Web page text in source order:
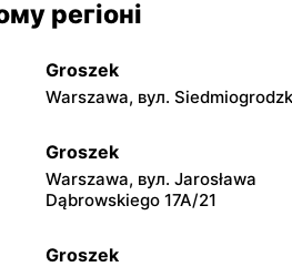
регіоні
Groszek
Warszawa, вул.
Groszek
Warszawa, вул. Jarosława
Dąbrowskiego 17A/21
Groszek